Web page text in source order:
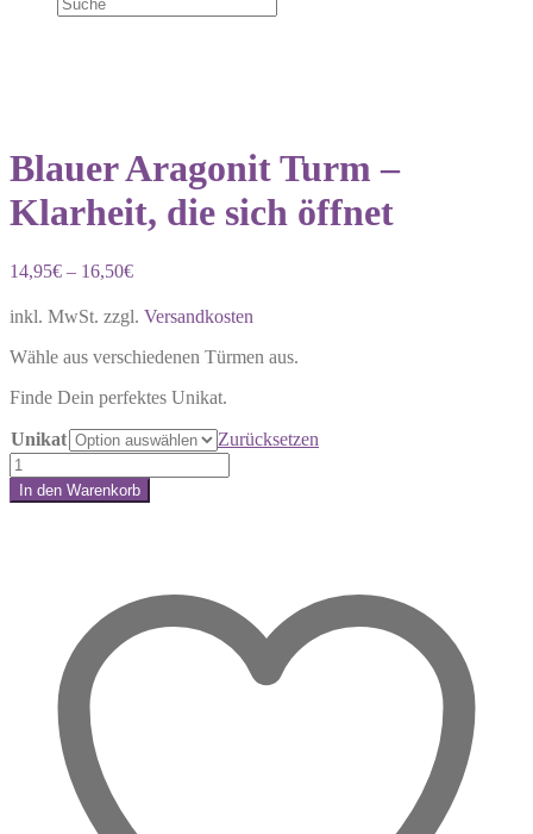
Blauer Aragonit Turm –
Klarheit, die sich öffnet
14,95€ – 16,50€
inkl. MwSt. zzgl. Versandkosten
Wähle aus verschiedenen Türmen aus.
Finde Dein perfektes Unikat.
Unikat
Zurücksetzen
Blauer
Aragonit
Turm
In den Warenkorb